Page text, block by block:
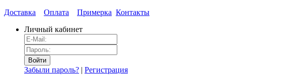
Доставка Оплата Примерка Контакты
Личный кабинет
Забыли пароль? | Регистрация